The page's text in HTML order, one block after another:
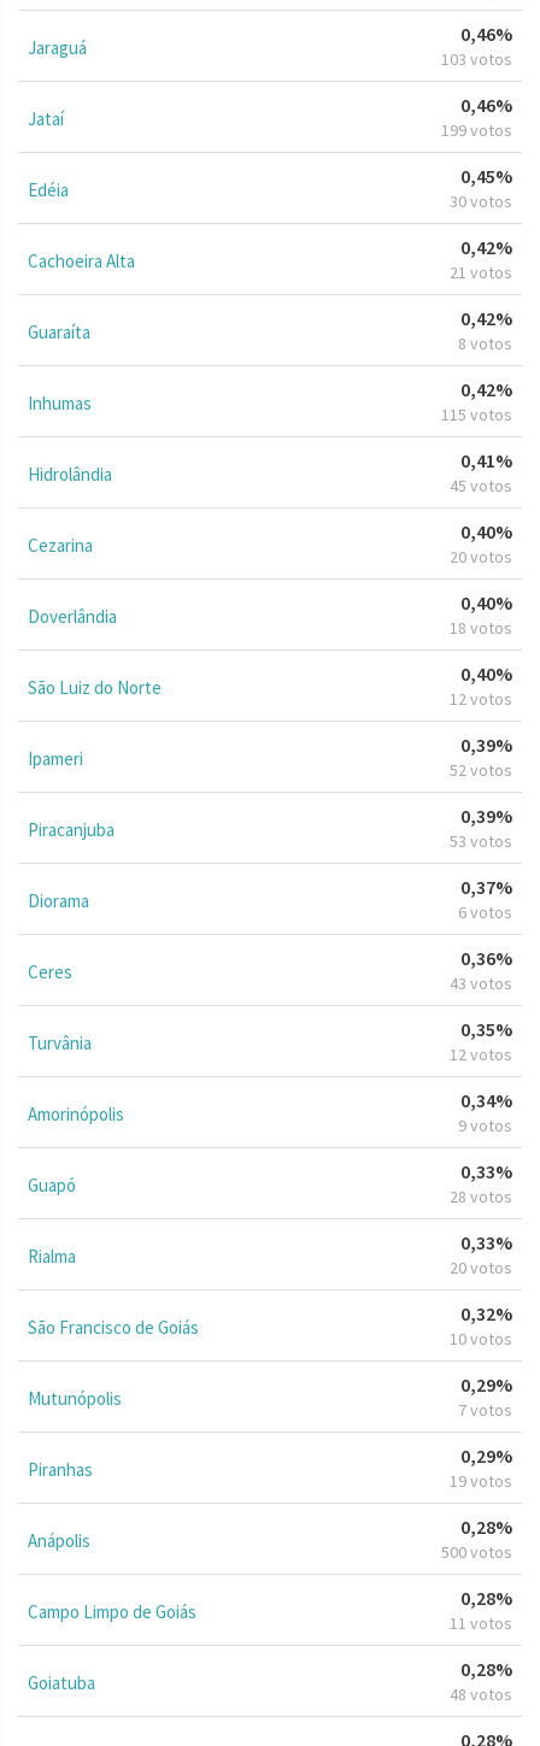
Jaraguá
0,46%
103 votos
Jataí
0,46%
199 votos
Edéia
0,45%
30 votos
Cachoeira Alta
0,42%
21 votos
Guaraíta
0,42%
8 votos
Inhumas
0,42%
115 votos
Hidrolândia
0,41%
45 votos
Cezarina
0,40%
20 votos
Doverlândia
0,40%
18 votos
São Luiz do Norte
0,40%
12 votos
Ipameri
0,39%
52 votos
Piracanjuba
0,39%
53 votos
Diorama
0,37%
6 votos
Ceres
0,36%
43 votos
Turvânia
0,35%
12 votos
Amorinópolis
0,34%
9 votos
Guapó
0,33%
28 votos
Rialma
0,33%
20 votos
São Francisco de Goiás
0,32%
10 votos
Mutunópolis
0,29%
7 votos
Piranhas
0,29%
19 votos
Anápolis
0,28%
500 votos
Campo Limpo de Goiás
0,28%
11 votos
Goiatuba
0,28%
48 votos
0,28%